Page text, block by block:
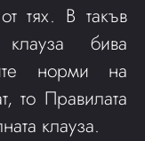
тях. В такъв
клауза бива
норми на
то Правилата
клауза.